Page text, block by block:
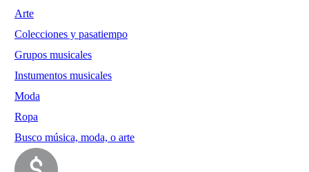
Arte
Colecciones y pasatiempo
Grupos musicales
Instumentos musicales
Moda
Ropa
Busco música, moda, o arte